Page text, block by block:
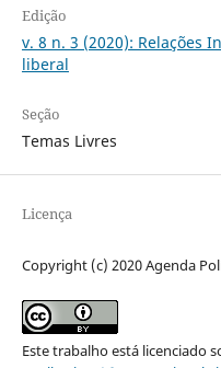
Edição
v. 8 n. 3 (2020): Relações
liberal
Seção
Temas Livres
Licença
Copyright (c) 2020 Agenda
Este trabalho está licenciado